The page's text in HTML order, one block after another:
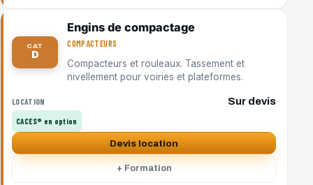
CAT
D
Engins de compactage
COMPACTEURS
Compacteurs et rouleaux. Tassement et
nivellement pour voiries et plateformes.
LOCATION Sur devis
CACES® en option
Devis location
+ Formation